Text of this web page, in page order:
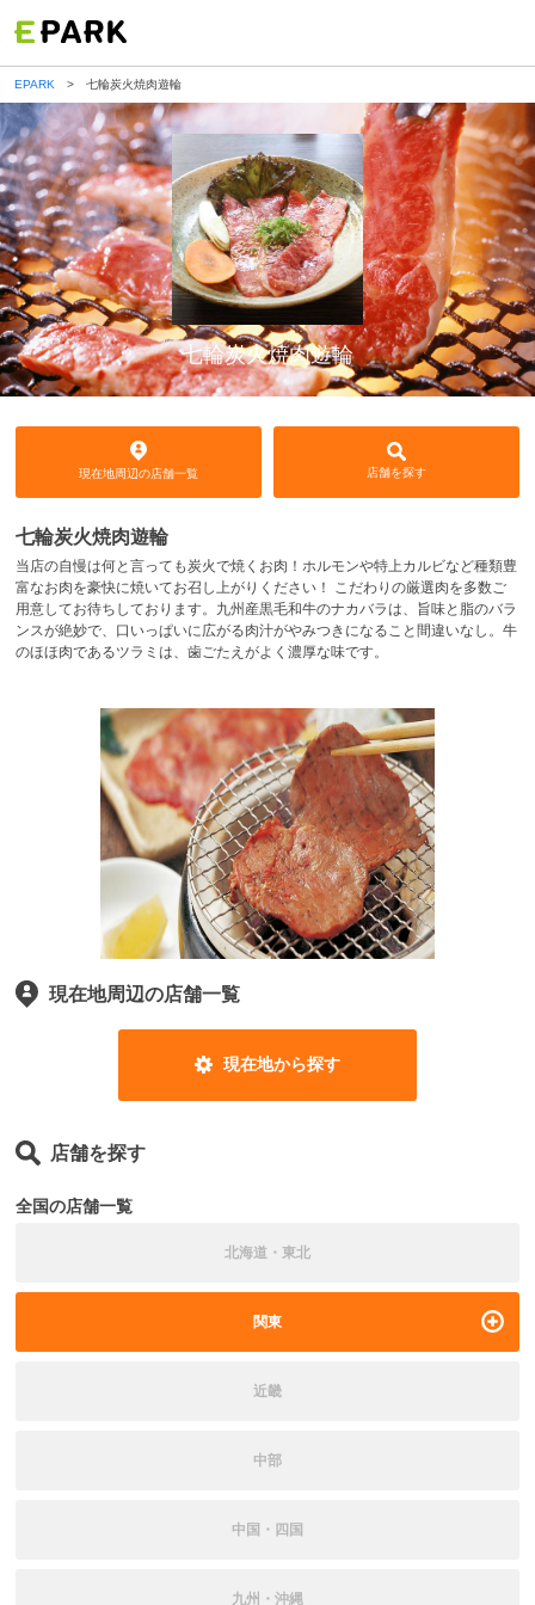
EPARK 七輪炭火焼肉遊輪
七輪炭火焼肉遊輪
現在地周辺の店舗一覧 店舗を探す
七輪炭火焼肉遊輪
当店の自慢は何と言っても炭火で焼くお肉！ホルモンや特上カルビなど種類豊
富なお肉を豪快に焼いてお召し上がりください！ こだわりの厳選肉を多数ご
用意してお待ちしております。九州産黒毛和牛のナカバラは、旨味と脂のバラ
ンスが絶妙で、口いっぱいに広がる肉汁がやみつきになること間違いなし。牛
のほほ肉であるツラミは、歯ごたえがよく濃厚な味です。
現在地周辺の店舗一覧
現在地から探す
店舗を探す
全国の店舗一覧
北海道・東北
関東
近畿
中部
中国・四国
九州・沖縄